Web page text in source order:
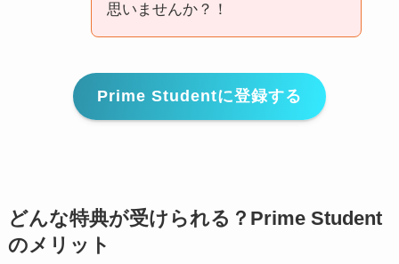
思いませんか？！
Prime Studentに登録する
どんな特典が受けられる？Prime Student
のメリット